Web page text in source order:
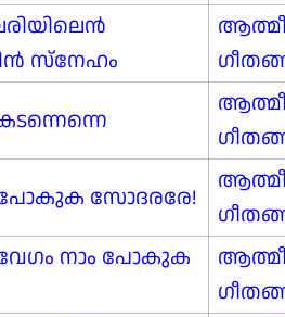
സ്നേഹം
സോദരരേ!
നാം പോകുക